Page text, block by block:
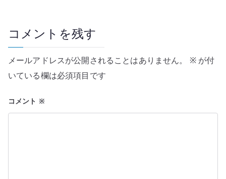
ー
シ
ョ
ン
コメントを残す
メールアドレスが公開されることはありません。 ※が付
いている欄は必須項目です
コメント ※